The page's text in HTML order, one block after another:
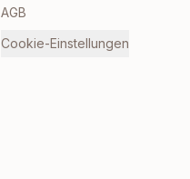
AGB
Cookie-Einstellungen